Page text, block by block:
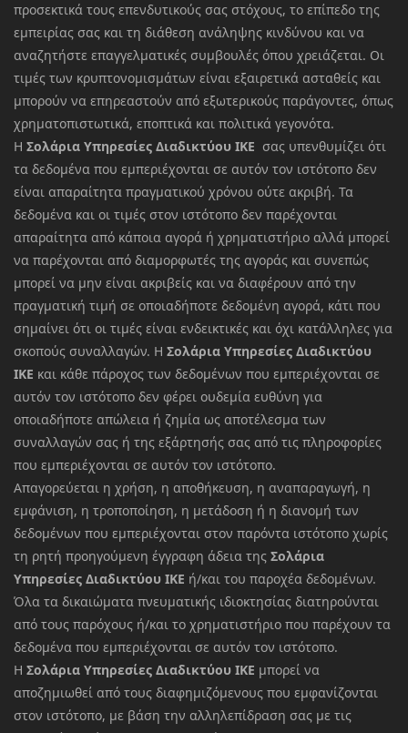
προσεκτικά τους επενδυτικούς σας στόχους, το επίπεδο της
εμπειρίας σας και τη διάθεση ανάληψης κινδύνου και να
αναζητήστε επαγγελματικές συμβουλές όπου χρειάζεται. Οι
τιμές των κρυπτονομισμάτων είναι εξαιρετικά ασταθείς και
μπορούν να επηρεαστούν από εξωτερικούς παράγοντες, όπως
χρηματοπιστωτικά, εποπτικά και πολιτικά γεγονότα.
Η Σολάρια Υπηρεσίες Διαδικτύου ΙΚΕ σας υπενθυμίζει ότι
τα δεδομένα που εμπεριέχονται σε αυτόν τον ιστότοπο δεν
είναι απαραίτητα πραγματικού χρόνου ούτε ακριβή. Τα
δεδομένα και οι τιμές στον ιστότοπο δεν παρέχονται
απαραίτητα από κάποια αγορά ή χρηματιστήριο αλλά μπορεί
να παρέχονται από διαμορφωτές της αγοράς και συνεπώς
μπορεί να μην είναι ακριβείς και να διαφέρουν από την
πραγματική τιμή σε οποιαδήποτε δεδομένη αγορά, κάτι που
σημαίνει ότι οι τιμές είναι ενδεικτικές και όχι κατάλληλες για
σκοπούς συναλλαγών. Η Σολάρια Υπηρεσίες Διαδικτύου
ΙΚΕ και κάθε πάροχος των δεδομένων που εμπεριέχονται σε
αυτόν τον ιστότοπο δεν φέρει ουδεμία ευθύνη για
οποιαδήποτε απώλεια ή ζημία ως αποτέλεσμα των
συναλλαγών σας ή της εξάρτησής σας από τις πληροφορίες
που εμπεριέχονται σε αυτόν τον ιστότοπο.
Απαγορεύεται η χρήση, η αποθήκευση, η αναπαραγωγή, η
εμφάνιση, η τροποποίηση, η μετάδοση ή η διανομή των
δεδομένων που εμπεριέχονται στον παρόντα ιστότοπο χωρίς
τη ρητή προηγούμενη έγγραφη άδεια της Σολάρια
Υπηρεσίες Διαδικτύου ΙΚΕ ή/και του παροχέα δεδομένων.
Όλα τα δικαιώματα πνευματικής ιδιοκτησίας διατηρούνται
από τους παρόχους ή/και το χρηματιστήριο που παρέχουν τα
δεδομένα που εμπεριέχονται σε αυτόν τον ιστότοπο.
Η Σολάρια Υπηρεσίες Διαδικτύου ΙΚΕ μπορεί να
αποζημιωθεί από τους διαφημιζόμενους που εμφανίζονται
στον ιστότοπο, με βάση την αλληλεπίδραση σας με τις